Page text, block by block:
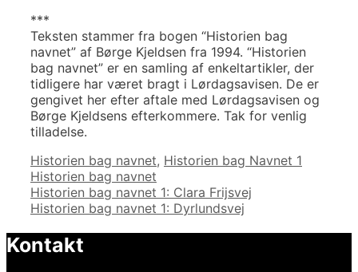
***
Teksten stammer fra bogen “Historien bag
navnet” af Børge Kjeldsen fra 1994. “Historien
bag navnet” er en samling af enkeltartikler, der
tidligere har været bragt i Lørdagsavisen. De er
gengivet her efter aftale med Lørdagsavisen og
Børge Kjeldsens efterkommere. Tak for venlig
tilladelse.
Kategorier
Historien bag navnet, Historien bag Navnet 1
Historien bag navnet
Indlægsnavigation
Historien bag navnet 1: Clara Frijsvej
Historien bag navnet 1: Dyrlundsvej
Kontakt